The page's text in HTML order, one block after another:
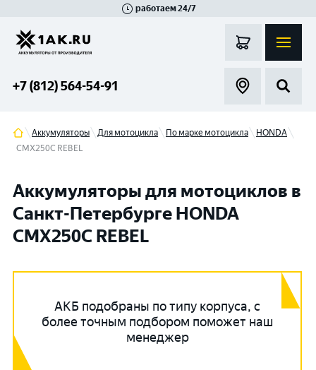
работаем 24/7
+7 (812) 564-54-91
Аккумуляторы Для мотоцикла По марке мотоцикла
HONDA
CMX250C REBEL
Аккумуляторы для мотоциклов в
Санкт-Петербурге HONDA
CMX250C REBEL
АКБ подобраны по типу корпуса, с
более точным подбором поможет наш
менеджер
Гатчина